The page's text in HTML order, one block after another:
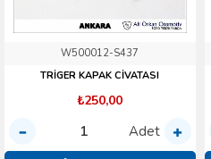
W500012-S437
TRİGER KAPAK CİVATASI
₺250,00
Adet